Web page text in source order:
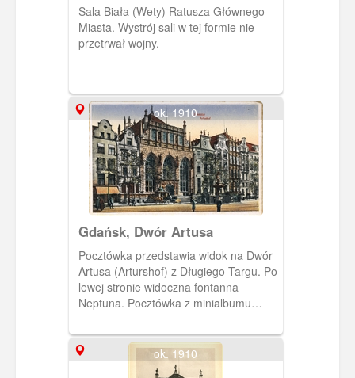
Sala Biała (Wety) Ratusza Głównego
Miasta. Wystrój sali w tej formie nie
przetrwał wojny.
ok. 1910
Gdańsk, Dwór Artusa
Pocztówka przedstawia widok na Dwór
Artusa (Arturshof) z Długiego Targu. Po
lewej stronie widoczna fontanna
Neptuna. Pocztówka z minialbumu
DANZIG". Auch als postkarten
verwendbar.
ok. 1910